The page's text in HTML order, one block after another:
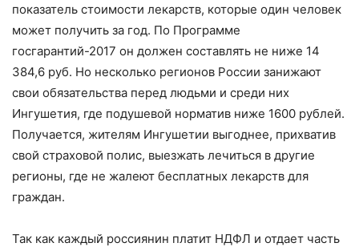
показатель стоимости лекарств, которые один человек
может получить за год. По Программе
госгарантий-2017 он должен составлять не ниже 14
384,6 руб. Но несколько регионов России занижают
свои обязательства перед людьми и среди них
Ингушетия, где подушевой норматив ниже 1600 рублей.
Получается, жителям Ингушетии выгоднее, прихватив
свой страховой полис, выезжать лечиться в другие
регионы, где не жалеют бесплатных лекарств для
граждан.
Так как каждый россиянин платит НДФЛ и отдает часть